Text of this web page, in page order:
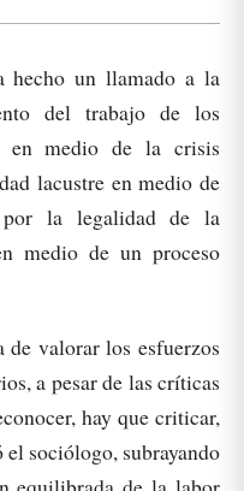
hecho un llamado a la
del trabajo de los
en medio de la crisis
lacustre en medio de
por la legalidad de la
medio de un proceso
valorar los esfuerzos
a pesar de las críticas
hay que criticar,
sociólogo, subrayando